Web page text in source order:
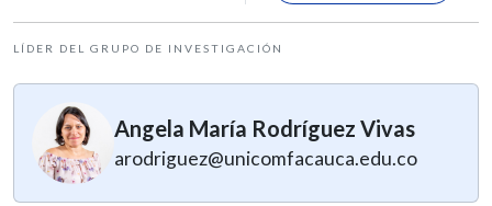
LÍDER DEL GRUPO DE INVESTIGACIÓN
Angela María Rodríguez Vivas
arodriguez@unicomfacauca.edu.co